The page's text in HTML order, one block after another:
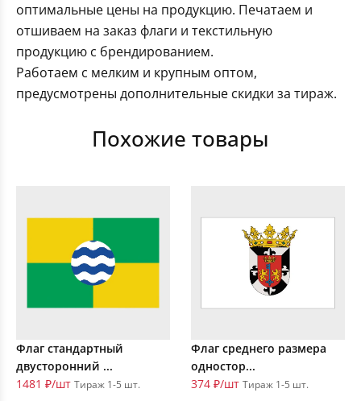
оптимальные цены на продукцию. Печатаем и
отшиваем на заказ флаги и текстильную
продукцию с брендированием.
Работаем с мелким и крупным оптом,
предусмотрены дополнительные скидки за тираж.
Похожие товары
Флаг стандартный
двусторонний ...
1481 ₽/шт Тираж 1-5 шт.
Флаг среднего размера
одностор...
374 ₽/шт Тираж 1-5 шт.